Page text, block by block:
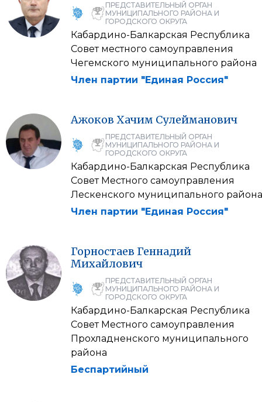
ПРЕДСТАВИТЕЛЬНЫЙ ОРГАН
МУНИЦИПАЛЬНОГО РАЙОНА И
ГОРОДСКОГО ОКРУГА
Кабардино-Балкарская Республика
Совет местного самоуправления
Чегемского муниципального района
Член партии "Единая Россия"
Ажоков Хачим Сулейманович
ПРЕДСТАВИТЕЛЬНЫЙ ОРГАН
МУНИЦИПАЛЬНОГО РАЙОНА И
ГОРОДСКОГО ОКРУГА
Кабардино-Балкарская Республика
Совет Местного самоуправления
Лескенского муниципального района
Член партии "Единая Россия"
Горностаев Геннадий
Михайлович
ПРЕДСТАВИТЕЛЬНЫЙ ОРГАН
МУНИЦИПАЛЬНОГО РАЙОНА И
ГОРОДСКОГО ОКРУГА
Кабардино-Балкарская Республика
Совет Местного самоуправления
Прохладненского муниципального
района
Беспартийный